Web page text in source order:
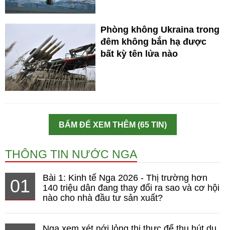
Phòng không Ukraina trong
đêm không bắn hạ được
bất kỳ tên lửa nào
BẤM ĐỂ XEM THÊM (65 TIN)
THÔNG TIN NƯỚC NGA
01
Bài 1: Kinh tế Nga 2026 - Thị trường hơn
140 triệu dân đang thay đổi ra sao và cơ hội
nào cho nhà đầu tư sản xuất?